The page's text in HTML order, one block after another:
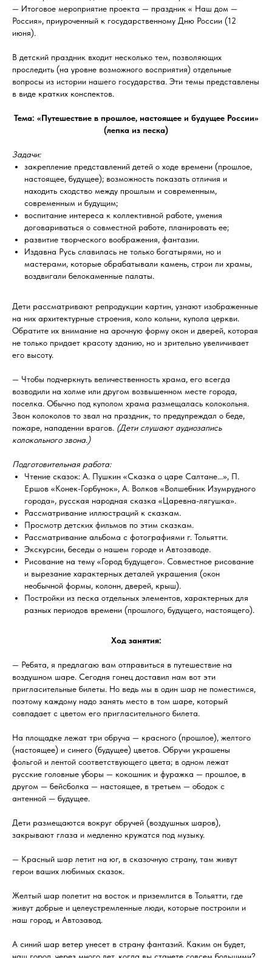
— Итоговое мероприятие проекта — праздник « Наш дом —
Россия», приуроченный к государственному Дню России (12
июня).
В детский праздник входит несколько тем, позволяющих
проследить (на уровне возможного восприятия) отдельные
вопросы из истории нашего государства. Эти темы представлены
в виде кратких конспектов.
Тема: «Путешествие в прошлое, настоящее и будущее России»
(лепка из песка)
Задачи:
закрепление представлений детей о ходе времени (прошлое,
настоящее, будущее); возможность показать отличия и
находить сходство между прошлым и современным,
современным и будущим;
воспитание интереса к коллективной работе, умения
договариваться о совместной работе, планировать ее;
развитие творческого воображения, фантазии.
Издавна Русь славилась не только богатырями, но и
мастерами, которые обрабатывали камень, строи ли храмы,
воздвигали белокаменные палаты.
Дети рассматривают репродукции картин, узнают изображенные
на них архитектурные строения, коло кольни, купола церкви.
Обратите их внимание на арочную форму окон и дверей, которая
не только придает красоту зданию, но и зрительно увеличивает
его высоту.
— Чтобы подчеркнуть величественность храма, его всегда
возводили на холме или другом возвышенном месте города,
поселка. Обычно под куполом храма размещалась колокольня.
Звон колоколов то звал на праздник, то предупреждал о беде,
пожаре, нападении врагов. (Дети слушают аудиозапись
колокольного звона.)
Подготовительная работа:
Чтение сказок: А. Пушкин «Сказка о царе Салтане...», П.
Ершов «Конек-Горбунок», А. Волков «Волшебник Изумрудного
города», русская народная сказка «Царевна-лягушка».
Рассматривание иллюстраций к сказкам.
Просмотр детских фильмов по этим сказкам.
Рассматривание альбома с фотографиями г. Тольятти.
Экскурсии, беседы о нашем городе и Автозаводе.
Рисование на тему «Город будущего». Совместное рисование
и вырезание характерных деталей украшения (окон
необычной формы, колонн, дверей, крыш).
Постройки из песка отдельных элементов, характерных для
разных периодов времени (прошлого, будущего, настоящего).
Ход занятия:
— Ребята, я предлагаю вам отправиться в путешествие на
воздушном шаре. Сегодня гонец доставил нам вот эти
пригласительные билеты. Но ведь мы в один шар не поместимся,
поэтому каждому надо занять место в том шаре, который
совпадает с цветом его пригласительного билета.
На площадке лежат три обруча — красного (прошлое), желтого
(настоящее) и синего (будущее) цветов. Обручи украшены
фольгой и лентой соответствующего цвета; в одном лежат
русские головные уборы — кокошник и фуражка — прошлое, в
другом — бейсболка — настоящее, в третьем — ободок с
антенной — будущее.
Дети размещаются вокруг обручей (воздушных шаров),
закрывают глаза и медленно кружатся под музыку.
— Красный шар летит на юг, в сказочную страну, там живут
герои ваших любимых сказок.
Желтый шар полетит на восток и приземлится в Тольятти, где
живут добрые и целеустремленные люди, которые построили и
наш город, и Автозавод.
А синий шар ветер унесет в страну фантазий. Каким он будет,